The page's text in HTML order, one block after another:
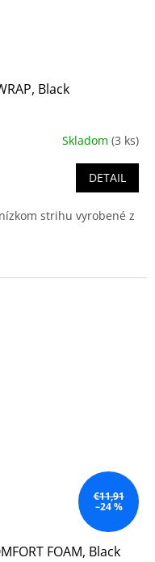
Black
Skladom (3 ks)
DETAIL
strihu vyrobené z
€11,91
–24 %
FOAM, Black